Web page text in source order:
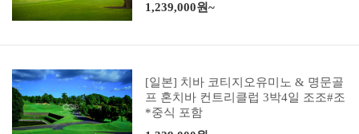
1,239,000원~
[일본] 치바 코티지오유미노 & 명문골
프 혼치바 컨트리클럽 3박4일 조조#조
*중식 포함